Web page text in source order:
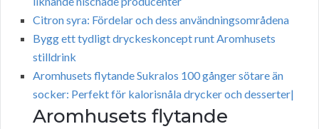
Citron syra: Fördelar och dess användningsområdena
Bygg ett tydligt dryckeskoncept runt Aromhusets
stilldrink
Aromhusets flytande Sukralos 100 gånger sötare än
socker: Perfekt för kalorisnåla drycker och desserter|
Aromhusets flytande